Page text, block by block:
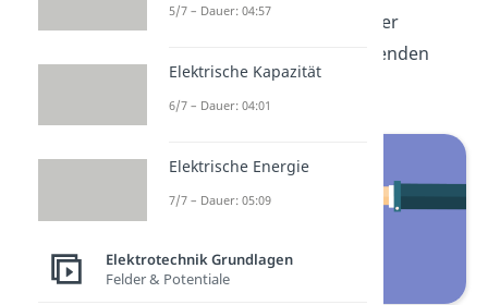
Schau dir zur Herleitung der
den folgenden
Versuchsaufbau an.
5/7 – Dauer: 04:57
Elektrische Kapazität
6/7 – Dauer: 04:01
Elektrische Energie
7/7 – Dauer: 05:09
Elektrotechnik Grundlagen
Felder & Potentiale